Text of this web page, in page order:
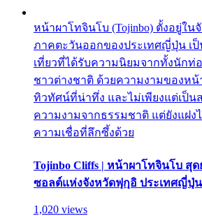
หน้าผาโทจินโบ (Tojinbo) ตั้งอยู่ใน
ภาคตะวันออกของประเทศญี่ปุ่น เ
เที่ยวที่ได้รับความนิยมจากทั้งนักท่
ชาวต่างชาติ ด้วยความงามของห
ทิวทัศน์ที่น่าทึ่ง และไม่เพียงแต่เป็น
ความงามจากธรรมชาติ แต่ยังแฝง
ความเชื่อที่ลึกซึ้งด้วย
Tojinbo Cliffs | หน้าผาโทจินโบ สุ
ซอลต์แห่งจังหวัดฟุกุอิ ประเทศญี่ปุ่น
1,020 views